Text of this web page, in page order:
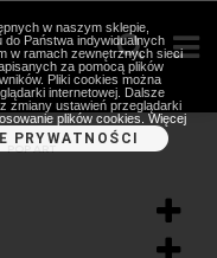
w naszym sklepie,
do Państwa indywidualnych
w ramach zewnętrznych sieci
za pomocą plików
Pliki cookies można
internetowej. Dalsze
zmiany ustawień przeglądarki
plików cookies. Więcej
PRYWATNOŚCI